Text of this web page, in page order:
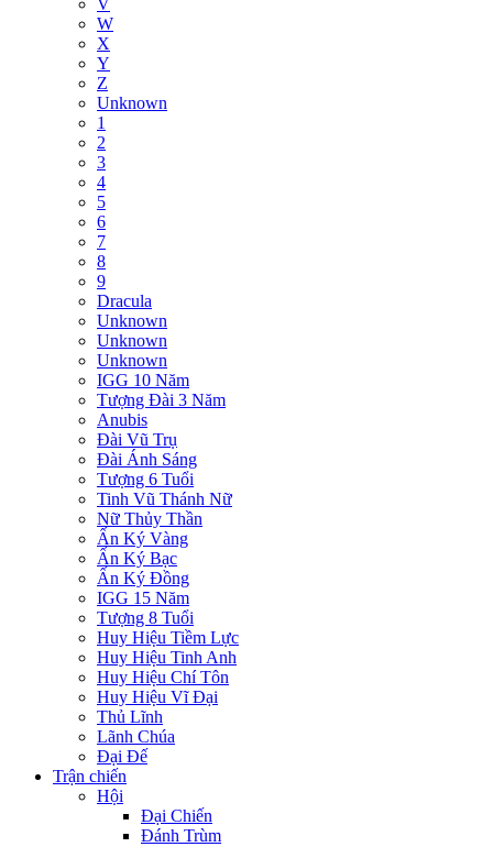
V
W
X
Y
Z
Unknown
1
2
3
4
5
6
7
8
9
Dracula
Unknown
Unknown
Unknown
IGG 10 Năm
Tượng Đài 3 Năm
Anubis
Đài Vũ Trụ
Đài Ánh Sáng
Tượng 6 Tuổi
Tinh Vũ Thánh Nữ
Nữ Thủy Thần
Ấn Ký Vàng
Ấn Ký Bạc
Ấn Ký Đồng
IGG 15 Năm
Tượng 8 Tuổi
Huy Hiệu Tiềm Lực
Huy Hiệu Tinh Anh
Huy Hiệu Chí Tôn
Huy Hiệu Vĩ Đại
Thủ Lĩnh
Lãnh Chúa
Đại Đế
Trận chiến
Hội
Đại Chiến
Đánh Trùm